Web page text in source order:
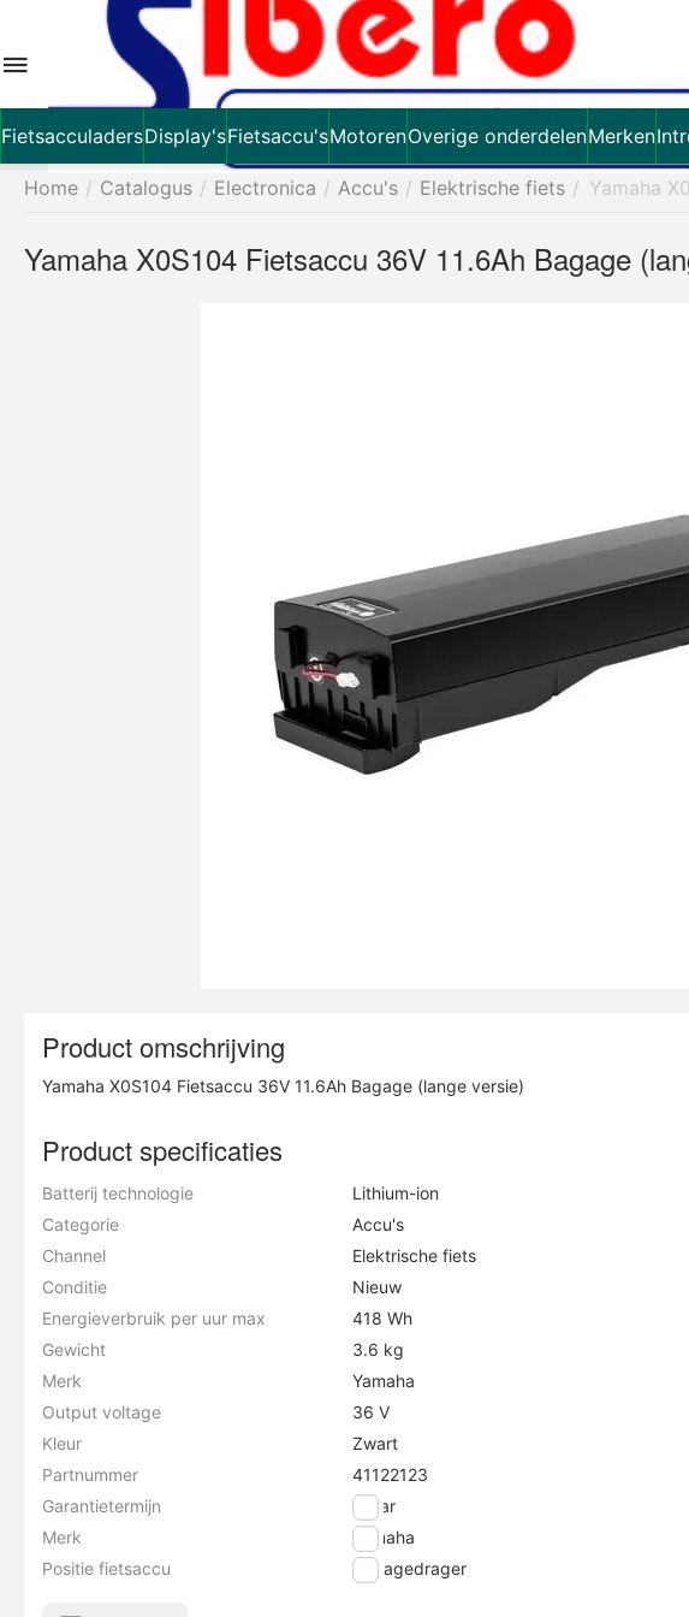
FietsacculadersDisplay'sFietsaccu'sMotorenOverige onderdelenMerken
Home / Catalogus / Electronica / Accu's / Elektrische fiets / Yamaha
Yamaha X0S104 Fietsaccu 36V 11.6Ah Bagage
Product omschrijving
Yamaha X0S104 Fietsaccu 36V 11.6Ah Bagage (lange versie)
Product specificaties
Batterij technologie
Lithium-ion
Categorie
Accu's
Channel
Elektrische fiets
Conditie
Nieuw
Energieverbruik per uur max
418 Wh
Gewicht
3.6 kg
Merk
Yamaha
Output voltage
36 V
Kleur
Zwart
Partnummer
41122123
Garantietermijn
2 jaar
Merk
Yamaha
Positie fietsaccu
Bagagedrager